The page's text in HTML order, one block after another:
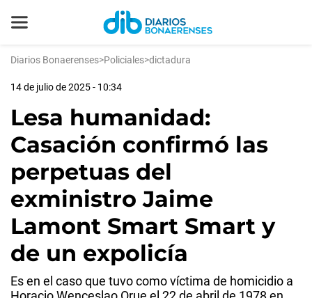
Diarios Bonaerenses>Policiales>dictadura
14 de julio de 2025 - 10:34
Lesa humanidad:
Casación confirmó las
perpetuas del
exministro Jaime
Lamont Smart Smart y
de un expolicía
Es en el caso que tuvo como víctima de homicidio a